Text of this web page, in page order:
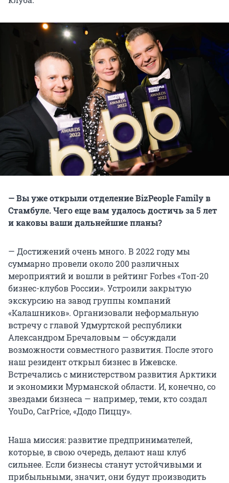
— Вы уже открыли отделение BizPeople Family в
Стамбуле. Чего еще вам удалось достичь за 5 лет
и каковы ваши дальнейшие планы?
— Достижений очень много. В 2022 году мы
суммарно провели около 200 различных
мероприятий и вошли в рейтинг Forbes «Топ-20
бизнес-клубов России». Устроили закрытую
экскурсию на завод группы компаний
«Калашников». Организовали неформальную
встречу с главой Удмуртской республики
Александром Бречаловым — обсуждали
возможности совместного развития. После этого
наш резидент открыл бизнес в Ижевске.
Встречались с министерством развития Арктики
и экономики Мурманской области. И, конечно, со
звездами бизнеса — например, теми, кто создал
YouDo, CarPrice, «Додо Пиццу».
Наша миссия: развитие предпринимателей,
которые, в свою очередь, делают наш клуб
сильнее. Если бизнесы станут устойчивыми и
прибыльными, значит, они будут производить